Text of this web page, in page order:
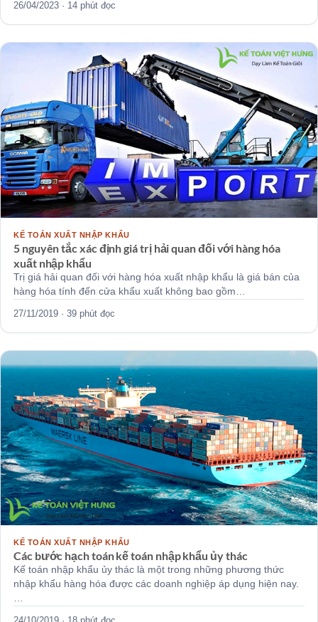
26/04/2023 · 14 phút đọc
KẾ TOÁN XUẤT NHẬP KHẨU
5 nguyên tắc xác định giá trị hải quan đối với hàng hóa
xuất nhập khẩu
Trị giá hải quan đối với hàng hóa xuất nhập khẩu là giá bán của
hàng hóa tính đến cửa khẩu xuất không bao gồm…
27/11/2019 · 39 phút đọc
KẾ TOÁN XUẤT NHẬP KHẨU
Các bước hạch toán kế toán nhập khẩu ủy thác
Kế toán nhập khẩu ủy thác là một trong những phương thức
nhập khẩu hàng hóa được các doanh nghiệp áp dụng hiện nay.